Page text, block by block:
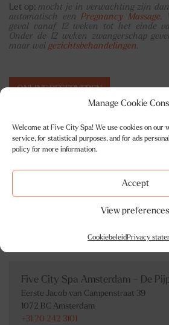
Manage Cookie
Welcome at Five City Spa! We use cookies on our
service, for statistical purposes, and for ads
policy for more information.
Accept
View preferences
CookiebeleidPrivacy
Let op: mocht je in verwachting zijn
automatisch eenPregnancy Massage
geval vanaf 12 weken tot het einde
Onder de 12 weken zwangerschap
maar wel gezichtsbehandelingen
ONLINE RESERVEREN
Openingstijden
Ma t/m za 10.00-22.00
ONLINE RESERVEREN
Five City Spa Amsterdam – De
Eerste Jacob van Campenstraat 39
1072 BC Amsterdam
+31 20 242 3101